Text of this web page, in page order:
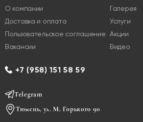
О компании
Доставка и оплата
Пользовательское соглашение
Вакансии
Галерея
Услуги
Акции
Видео
+7 (958) 151 58 59
Telegram
Тюмень, ул. М. Горького 90